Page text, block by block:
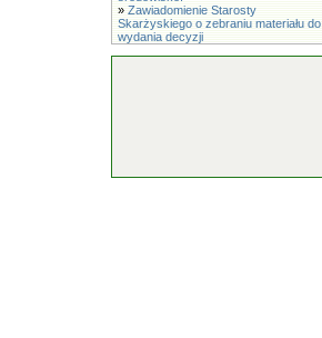
» Zawiadomienie Starosty
Skarżyskiego o zebraniu materiału do
wydania decyzji